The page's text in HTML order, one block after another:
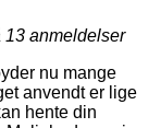
13 anmeldelser
nu mange
anvendt er lige
hente din